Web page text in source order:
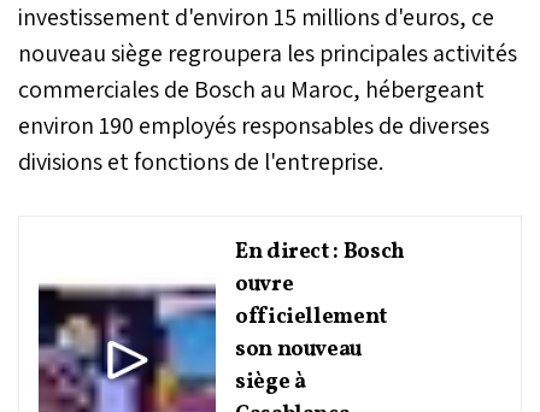
investissement d'environ 15 millions d'euros, ce
nouveau siège regroupera les principales activités
commerciales de Bosch au Maroc, hébergeant
environ 190 employés responsables de diverses
divisions et fonctions de l'entreprise.
En direct : Bosch
ouvre
officiellement
son nouveau
siège à